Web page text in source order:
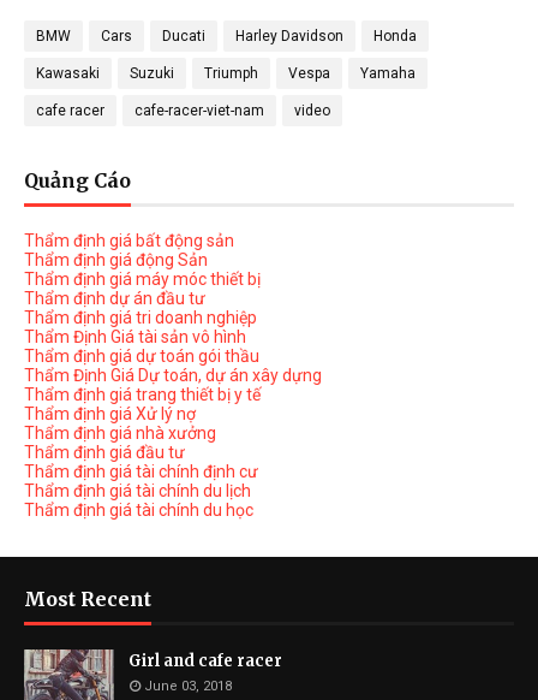
BMW Cars Ducati Harley Davidson Honda
Kawasaki Suzuki Triumph Vespa Yamaha
cafe racer cafe-racer-viet-nam video
Quảng Cáo
Thẩm định giá bất động sản
Thẩm định giá động Sản
Thẩm định giá máy móc thiết bị
Thẩm định dự án đầu tư
Thẩm định giá tri doanh nghiệp
Thẩm Định Giá tài sản vô hình
Thẩm định giá dự toán gói thầu
Thẩm Định Giá Dự toán, dự án xây dựng
Thẩm định giá trang thiết bị y tế
Thẩm định giá Xử lý nợ
Thẩm định giá nhà xưởng
Thẩm định giá đầu tư
Thẩm định giá tài chính định cư
Thẩm định giá tài chính du lịch
Thẩm định giá tài chính du học
Most Recent
Girl and cafe racer
June 03, 2018